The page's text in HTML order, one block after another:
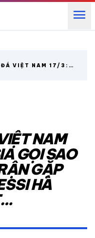
menu
expand_more
ĐÁ VIỆT NAM 17/3:
NAM
GỌI SAO
GẶP
HÀ